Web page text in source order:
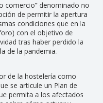
comercio” denominado no
de permitir la apertura
condiciones que en la
con el objetivo de
tras haber perdido la
de la pandemia.
de la hostelería como
se articule un Plan de
permita a los afectados